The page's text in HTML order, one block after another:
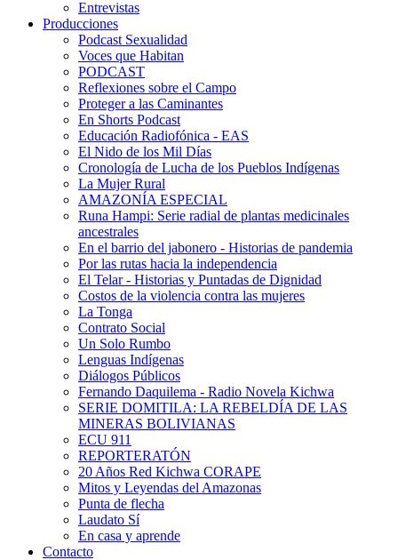
Entrevistas
Producciones
Podcast Sexualidad
Voces que Habitan
PODCAST
Reflexiones sobre el Campo
Proteger a las Caminantes
En Shorts Podcast
Educación Radiofónica - EAS
El Nido de los Mil Días
Cronología de Lucha de los Pueblos Indígenas
La Mujer Rural
AMAZONÍA ESPECIAL
Runa Hampi: Serie radial de plantas medicinales
ancestrales
En el barrio del jabonero - Historias de pandemia
Por las rutas hacia la independencia
El Telar - Historias y Puntadas de Dignidad
Costos de la violencia contra las mujeres
La Tonga
Contrato Social
Un Solo Rumbo
Lenguas Indígenas
Diálogos Públicos
Fernando Daquilema - Radio Novela Kichwa
SERIE DOMITILA: LA REBELDÍA DE LAS
MINERAS BOLIVIANAS
ECU 911
REPORTERATÓN
20 Años Red Kichwa CORAPE
Mitos y Leyendas del Amazonas
Punta de flecha
Laudato Sí
En casa y aprende
Contacto